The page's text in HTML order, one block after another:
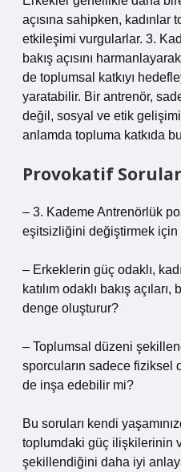
açısına sahipken, kadınlar
etkileşimi vurgularlar. 3.
bakış açısını
de toplumsal katkıyı
yaratabilir. Bir antrenör,
değil, sosyal ve etik
anlamda topluma katkıda
Provokatif
– 3. Kademe Antrenörlük
eşitsizliğini değiştirmek
– Erkeklerin güç odaklı,
katılım odaklı bakış
denge oluşturur?
– Toplumsal düzeni
sporcuların sadece
de inşa edebilir mi?
Bu soruları kendi
toplumdaki güç ilişkilerinin
şekillendiğini daha iyi